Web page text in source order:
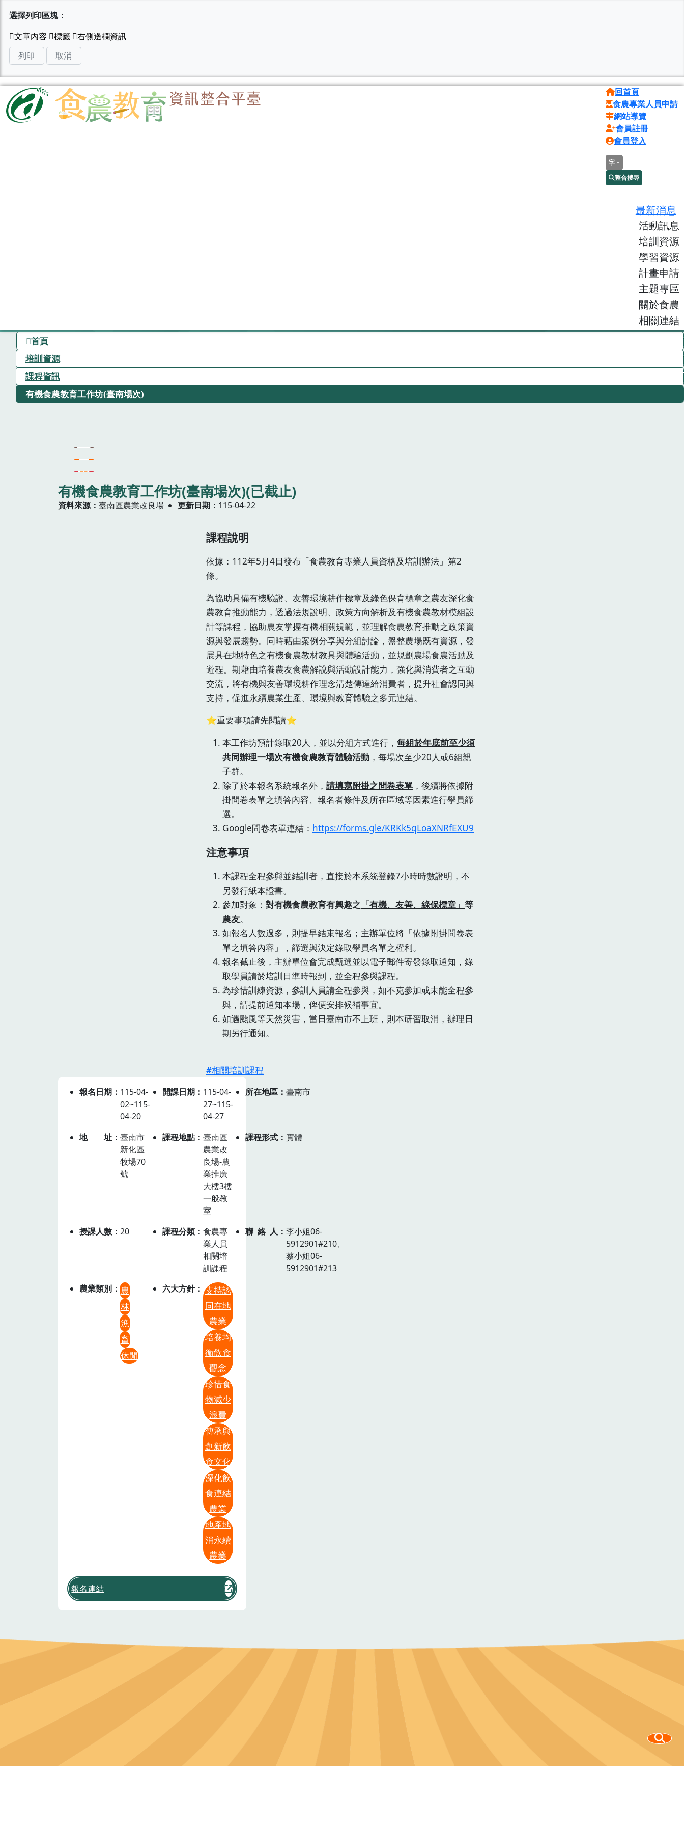
選擇列印區塊：
列印 取消
回首頁
食農專業人員申請
網站導覽
會員註冊
會員登入
字
整合搜尋
最新消息
活動訊息
培訓資源
學習資源
計畫申請
主題專區
關於食農
相關連結
首頁
培訓資源
課程資訊
有機食農教育工作坊(臺南場次)
有機食農教育工作坊(臺南場次)(已截止)
資料來源 臺南區農業改良場 更新日期 115-04-22
課程說明
依據：112年5月4日發布「食農教育專業人員資格及培訓辦法」第2
條。
為協助具備有機驗證、友善環境耕作標章及綠色保育標章之農友深化食
農教育推動能力，透過法規說明、政策方向解析及有機食農教材模組設
計等課程，協助農友掌握有機相關規範，並理解食農教育推動之政策資
源與發展趨勢。同時藉由案例分享與分組討論，盤整農場既有資源，發
展具在地特色之有機食農教材教具與體驗活動，並規劃農場食農活動及
遊程。期藉由培養農友食農解說與活動設計能力，強化與消費者之互動
交流，將有機與友善環境耕作理念清楚傳達給消費者，提升社會認同與
支持，促進永續農業生產、環境與教育體驗之多元連結。
⭐重要事項請先閱讀⭐
本工作坊預計錄取20人，並以分組方式進行， 每組於年底前至少須
共同辦理一場次有機食農教育體驗活動 ，每場次至少20人或6組親
子群。
除了於本報名系統報名外， 請填寫附掛之問卷表單 ，後續將依據附
掛問卷表單之填答內容、報名者條件及所在區域等因素進行學員篩
選。
Google問卷表單連結： https://forms.gle/KRKk5qLoaXNRfEXU9
注意事項
本課程全程參與並結訓者，直接於本系統登錄7小時時數證明，不
另發行紙本證書。
參加對象： 對有機食農教育有興趣之 「有機、友善、綠保標章」 等
農友。
如報名人數過多，則提早結束報名；主辦單位將「依據附掛問卷表
單之填答內容」，篩選與決定錄取學員名單之權利。
報名截止後，主辦單位會完成甄選並以電子郵件寄發錄取通知，錄
取學員請於培訓日準時報到，並全程參與課程。
為珍惜訓練資源，參訓人員請全程參與，如不克參加或未能全程參
與，請提前通知本場，俾便安排候補事宜。
如遇颱風等天然災害，當日臺南市不上班，則本研習取消，辦理日
期另行通知。
相關培訓課程
報名日期
115-04-
02~115-
04-20
開課日期
115-04-
27~115-
04-27
所在地區 臺南市
地址
臺南市
新化區
牧場70
號
課程地點
臺南區
農業改
良場-農
業推廣
大樓3樓
一般教
室
課程形式 實體
授課人數 20 課程分類
食農專
業人員
相關培
訓課程
聯絡人
李小姐06-
5912901#210、
蔡小姐06-
5912901#213
農業類別
農
林
漁
畜
休閒
六大方針
支持認
同在地
農業
培養均
衡飲食
觀念
珍惜食
物減少
浪費
傳承與
創新飲
食文化
深化飲
食連結
農業
地產地
消永續
農業
報名連結